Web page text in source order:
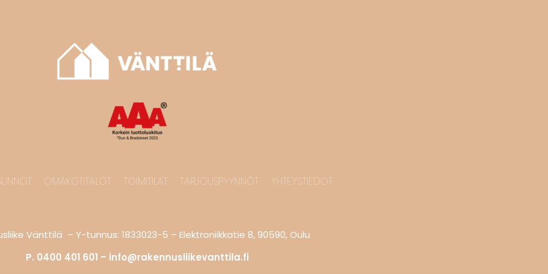
OMAKOTITALOT TOIMITILAT TARJOUSPYYNNÖT YHTEYSTIEDOT
Vänttilä – Y-tunnus: 1833023-5 – Elektroniikkatie 8, 90590, Oulu
P. 0400 401 601 – info@rakennusliikevanttila.fi